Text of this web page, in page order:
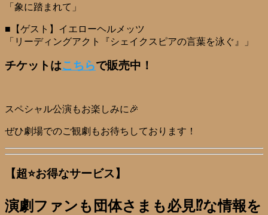
「象に踏まれて」
■【ゲスト】イエローヘルメッツ
「リーディングアクト『シェイクスピアの言葉を泳ぐ』」
チケットはこちらで販売中！
スペシャル公演もお楽しみに🎉
ぜひ劇場でのご観劇もお待ちしております！
【超⭐お得なサービス】
演劇ファンも団体さまも必見⁉️な情報を